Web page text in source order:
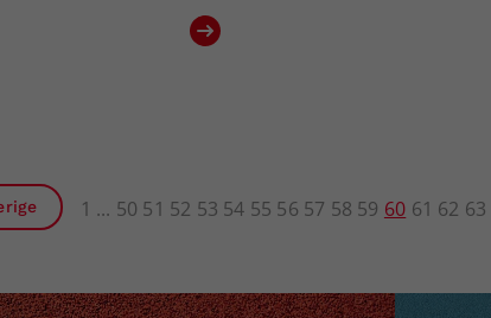
1 50 51 52 53 54 55 56 57 58 59 60 61 62 63